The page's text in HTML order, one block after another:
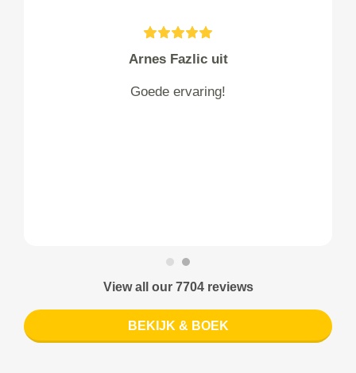
Arnes Fazlic uit
Goede ervaring!
View all our 7704 reviews
BEKIJK & BOEK